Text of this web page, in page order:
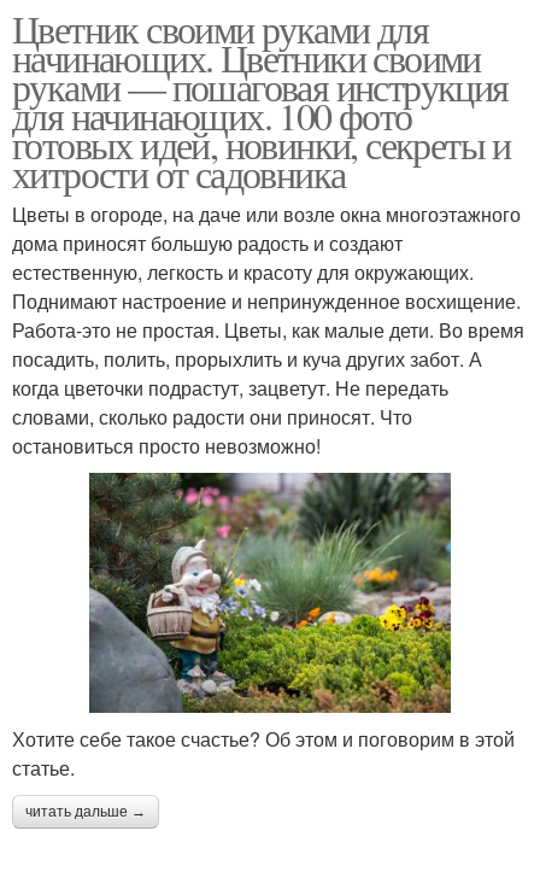
Цветник своими руками для
начинающих. Цветники своими
руками — пошаговая инструкция
для начинающих. 100 фото
готовых идей, новинки, секреты и
хитрости от садовника
Цветы в огороде, на даче или возле окна многоэтажного
дома приносят большую радость и создают
естественную, легкость и красоту для окружающих.
Поднимают настроение и непринужденное восхищение.
Работа-это не простая. Цветы, как малые дети. Во время
посадить, полить, прорыхлить и куча других забот. А
когда цветочки подрастут, зацветут. Не передать
словами, сколько радости они приносят. Что
остановиться просто невозможно!
Хотите себе такое счастье? Об этом и поговорим в этой
статье.
читать дальше →